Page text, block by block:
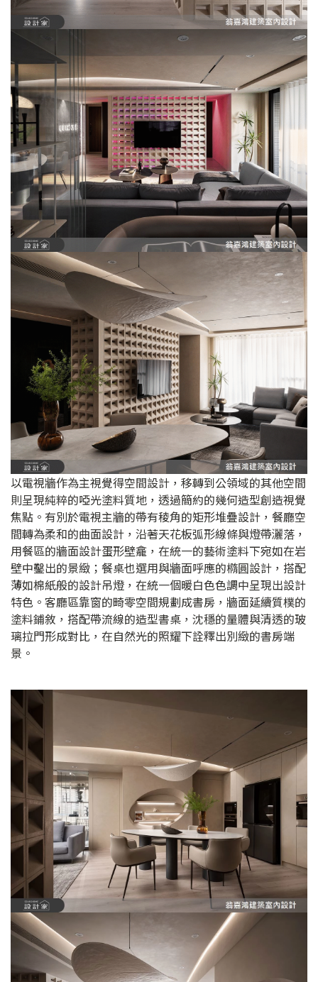
以電視牆作為主視覺得空間設計，移轉到公領域的其他空間
則呈現純粹的啞光塗料質地，透過簡約的幾何造型創造視覺
焦點。有別於電視主牆的帶有稜角的矩形堆疊設計，餐廳空
間轉為柔和的曲面設計，沿著天花板弧形線條與燈帶灑落，
用餐區的牆面設計蛋形壁龕，在統一的藝術塗料下宛如在岩
壁中鑿出的景緻；餐桌也選用與牆面呼應的橢圓設計，搭配
薄如棉紙般的設計吊燈，在統一個暖白色色調中呈現出設計
特色。客廳區靠窗的畸零空間規劃成書房，牆面延續質樸的
塗料鋪敘，搭配帶流線的造型書桌，沈穩的量體與清透的玻
璃拉門形成對比，在自然光的照耀下詮釋出別緻的書房端
景。